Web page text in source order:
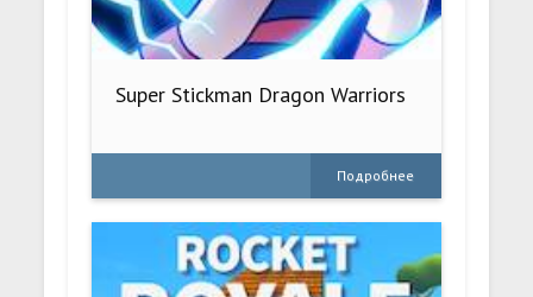
Super Stickman Dragon Warriors
Подробнее